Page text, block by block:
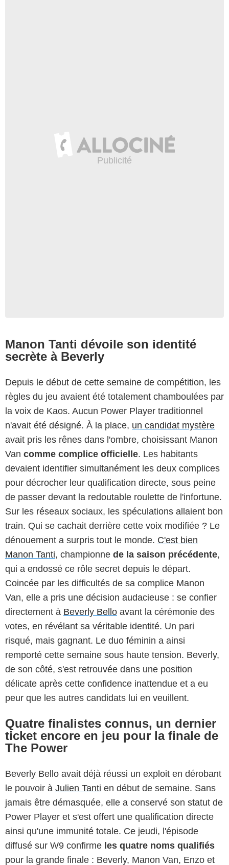
Manon Tanti dévoile son identité
secrète à Beverly
Depuis le début de cette semaine de compétition, les
règles du jeu avaient été totalement chamboulées par
la voix de Kaos. Aucun Power Player traditionnel
n'avait été désigné. À la place, un candidat mystère
avait pris les rênes dans l'ombre, choisissant Manon
Van comme complice officielle. Les habitants
devaient identifier simultanément les deux complices
pour décrocher leur qualification directe, sous peine
de passer devant la redoutable roulette de l'infortune.
Sur les réseaux sociaux, les spéculations allaient bon
train. Qui se cachait derrière cette voix modifiée ? Le
dénouement a surpris tout le monde. C'est bien
Manon Tanti, championne de la saison précédente,
qui a endossé ce rôle secret depuis le départ.
Coincée par les difficultés de sa complice Manon
Van, elle a pris une décision audacieuse : se confier
directement à Beverly Bello avant la cérémonie des
votes, en révélant sa véritable identité. Un pari
risqué, mais gagnant. Le duo féminin a ainsi
remporté cette semaine sous haute tension. Beverly,
de son côté, s'est retrouvée dans une position
délicate après cette confidence inattendue et a eu
peur que les autres candidats lui en veuillent.
Quatre finalistes connus, un dernier
ticket encore en jeu pour la finale de
The Power
Beverly Bello avait déjà réussi un exploit en dérobant
le pouvoir à Julien Tanti en début de semaine. Sans
jamais être démasquée, elle a conservé son statut de
Power Player et s'est offert une qualification directe
ainsi qu'une immunité totale. Ce jeudi, l'épisode
diffusé sur W9 confirme les quatre noms qualifiés
pour la grande finale : Beverly, Manon Van, Enzo et